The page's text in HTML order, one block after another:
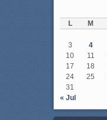
L M
3
4
10
11
17
18
24
25
31
« Jul